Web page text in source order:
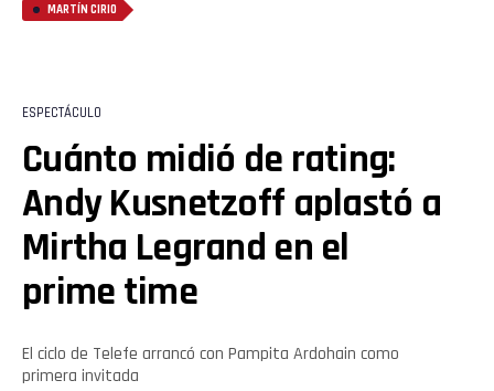
MARTÍN CIRIO
ESPECTÁCULO
Cuánto midió de rating:
Andy Kusnetzoff aplastó a
Mirtha Legrand en el
prime time
El ciclo de Telefe arrancó con Pampita Ardohain como
primera invitada